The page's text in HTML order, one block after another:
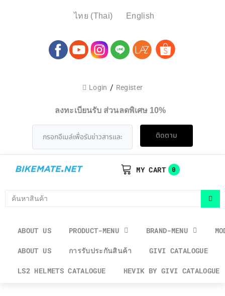
ไทย (Thai) English
ลงทะเบียนรับ ส่วนลดพิเศษ 10%
ติดตาม
Login / Register
ABOUT US PRODUCT-MENU BRAND-MENU
ABOUT US การรับประกันสินค้า GIVI CATALOGUE
LS2 HELMETS CATALOGUE HEVIK BY GIVI CATALOGUE
MY CART 0